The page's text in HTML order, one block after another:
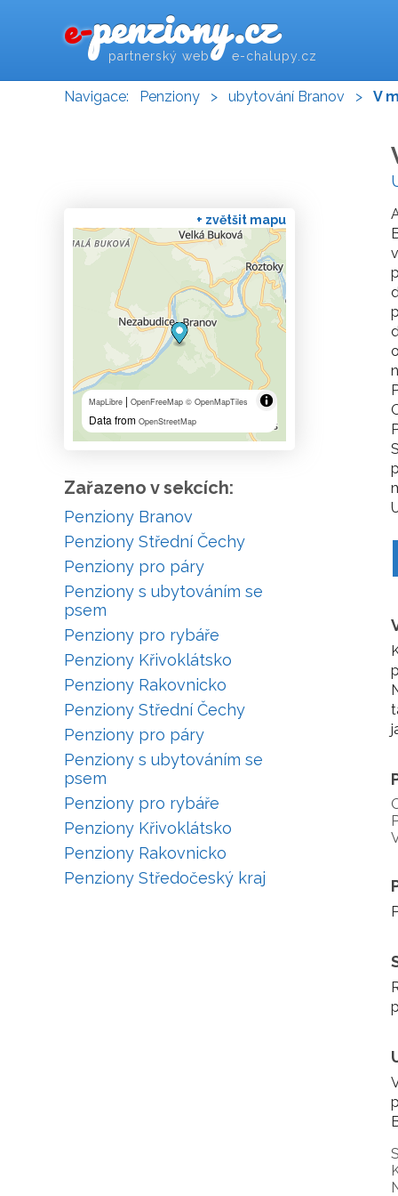
e-penziony.cz
partnerský web e-chalupy.cz
Navigace: Penziony > ubytování Branov > V
+ zvětšit mapu
MapLibre | OpenFreeMap © OpenMapTiles
Data from OpenStreetMap
Zařazeno v sekcích:
Penziony Branov
Penziony Střední Čechy
Penziony pro páry
Penziony s ubytováním se
psem
Penziony pro rybáře
Penziony Křivoklátsko
Penziony Rakovnicko
Penziony Střední Čechy
Penziony pro páry
Penziony s ubytováním se
psem
Penziony pro rybáře
Penziony Křivoklátsko
Penziony Rakovnicko
Penziony Středočeský kraj